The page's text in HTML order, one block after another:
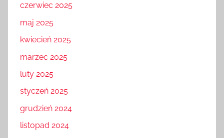
czerwiec 2025
maj 2025
kwiecień 2025
marzec 2025
luty 2025
styczeń 2025
grudzień 2024
listopad 2024